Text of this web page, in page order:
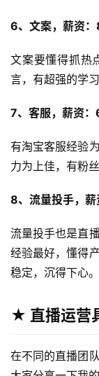
6、文案，薪资
文案要懂得抓热
言，有超强的学
7、客服，薪资
有淘宝客服经验
力为上佳，有粉
8、流量投手，
流量投手也是直
经验最好，懂得
稳定，沉得下心。
★ 直播运营
在不同的直播团